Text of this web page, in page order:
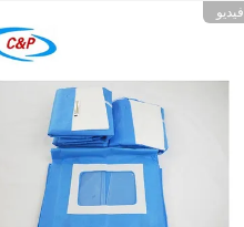
فيديو